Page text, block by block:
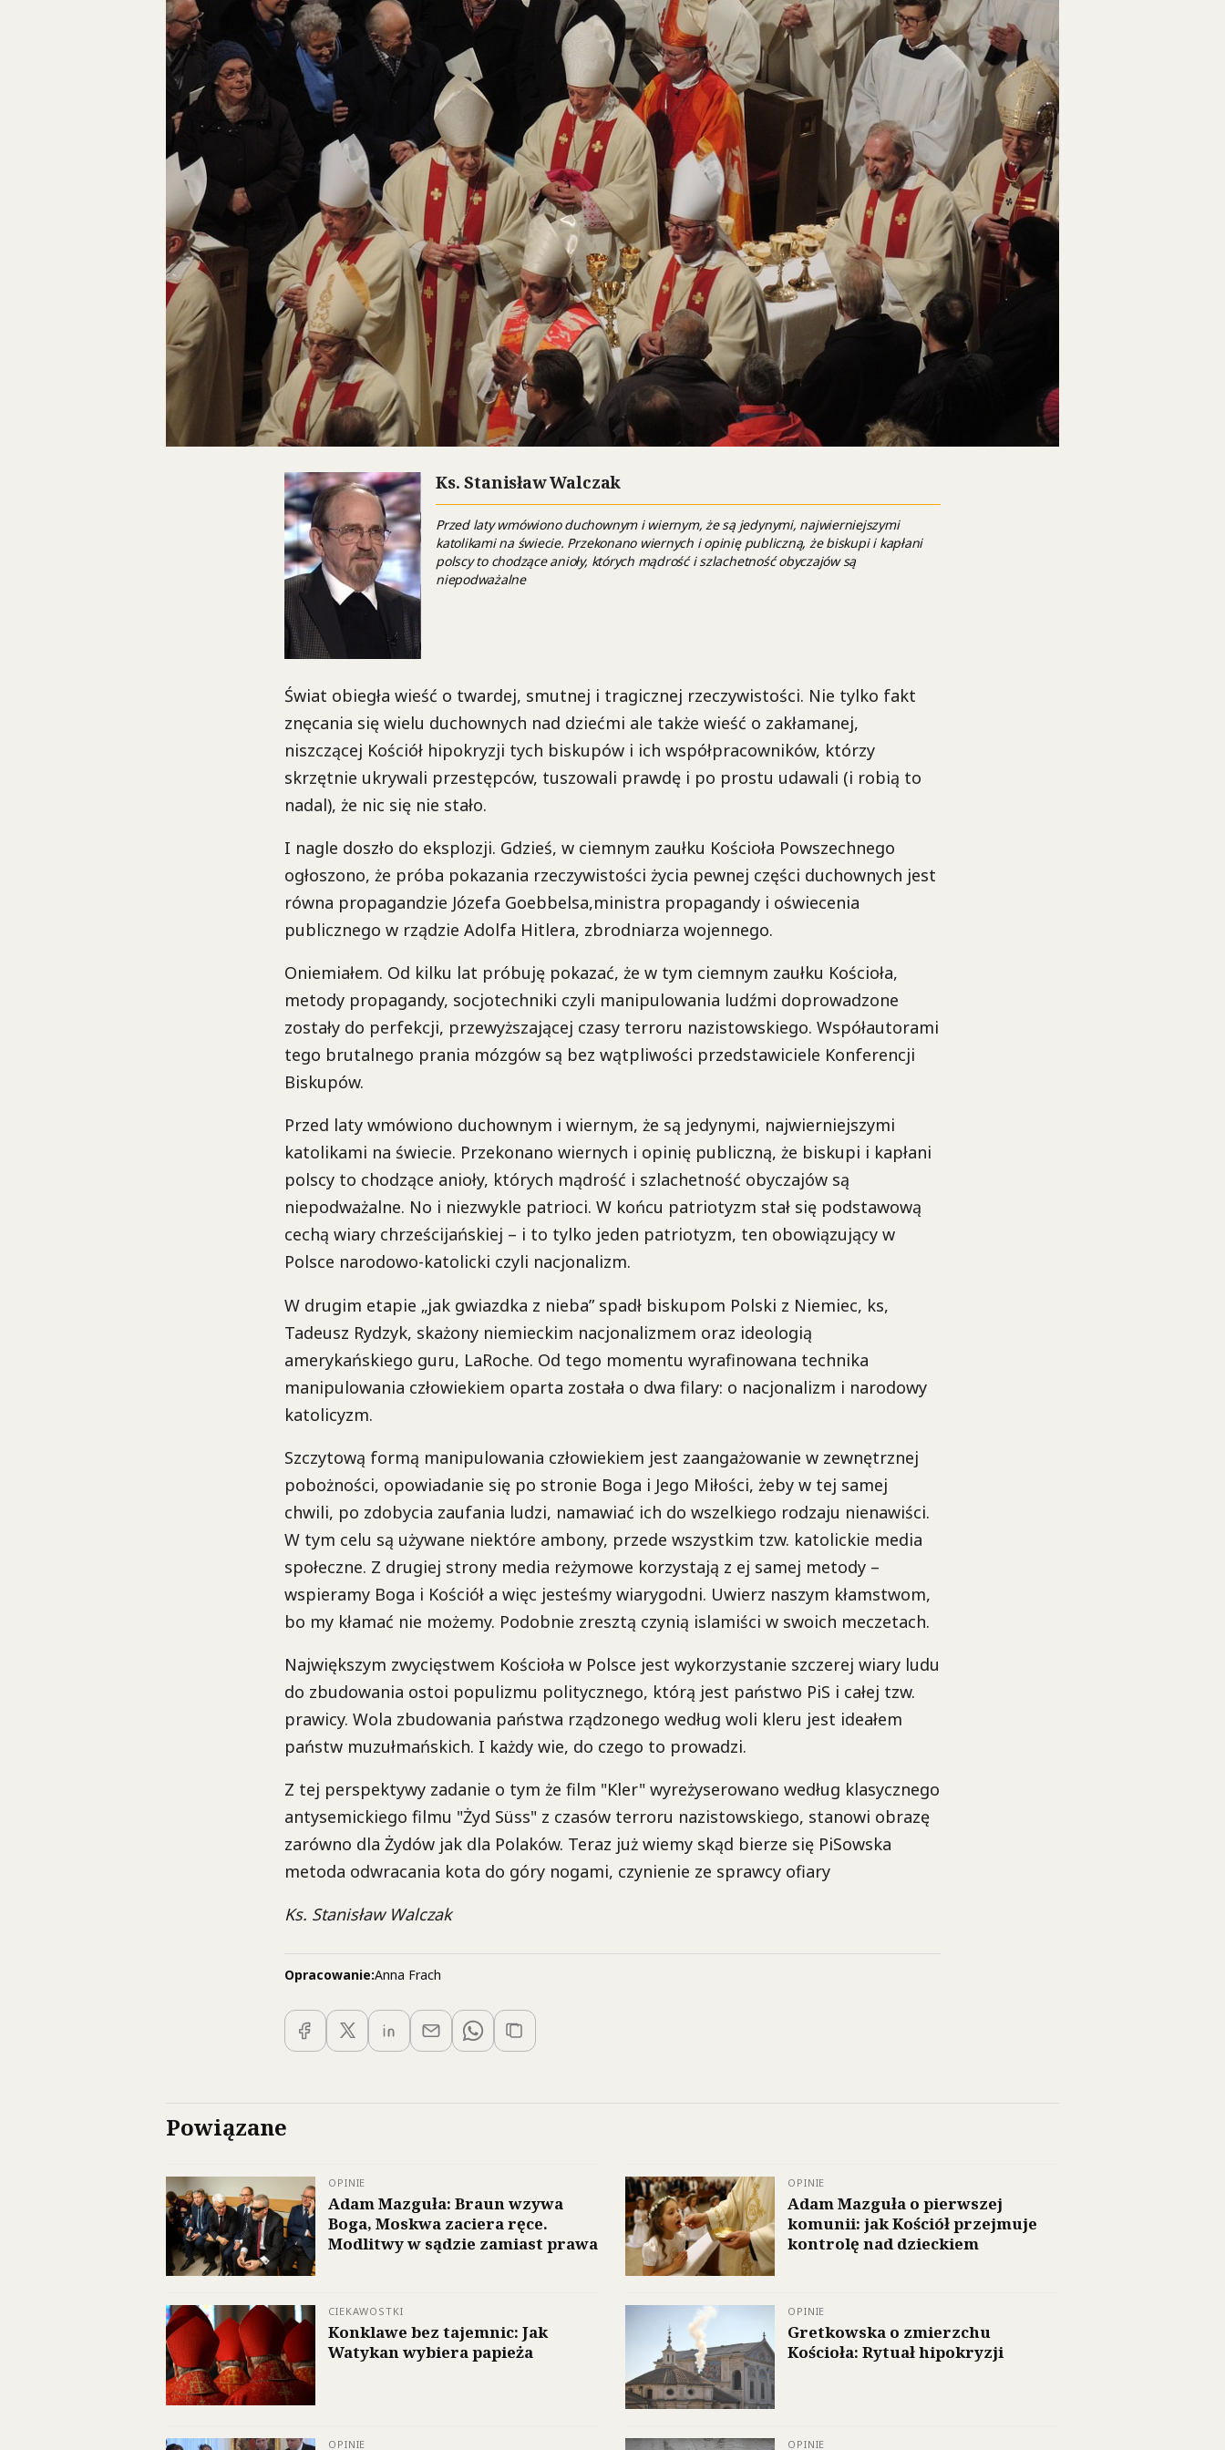
Ks. Stanisław Walczak
Przed laty wmówiono duchownym i wiernym, że są jedynymi, najwierniejszymi
katolikami na świecie. Przekonano wiernych i opinię publiczną, że biskupi i kapłani
polscy to chodzące anioły, których mądrość i szlachetność obyczajów są
niepodważalne
Świat obiegła wieść o twardej, smutnej i tragicznej rzeczywistości. Nie tylko fakt
znęcania się wielu duchownych nad dziećmi ale także wieść o zakłamanej,
niszczącej Kościół hipokryzji tych biskupów i ich współpracowników, którzy
skrzętnie ukrywali przestępców, tuszowali prawdę i po prostu udawali (i robią to
nadal), że nic się nie stało.
I nagle doszło do eksplozji. Gdzieś, w ciemnym zaułku Kościoła Powszechnego
ogłoszono, że próba pokazania rzeczywistości życia pewnej części duchownych jest
równa propagandzie Józefa Goebbelsa,ministra propagandy i oświecenia
publicznego w rządzie Adolfa Hitlera, zbrodniarza wojennego.
Oniemiałem. Od kilku lat próbuję pokazać, że w tym ciemnym zaułku Kościoła,
metody propagandy, socjotechniki czyli manipulowania ludźmi doprowadzone
zostały do perfekcji, przewyższającej czasy terroru nazistowskiego. Współautorami
tego brutalnego prania mózgów są bez wątpliwości przedstawiciele Konferencji
Biskupów.
Przed laty wmówiono duchownym i wiernym, że są jedynymi, najwierniejszymi
katolikami na świecie. Przekonano wiernych i opinię publiczną, że biskupi i kapłani
polscy to chodzące anioły, których mądrość i szlachetność obyczajów są
niepodważalne. No i niezwykle patrioci. W końcu patriotyzm stał się podstawową
cechą wiary chrześcijańskiej – i to tylko jeden patriotyzm, ten obowiązujący w
Polsce narodowo-katolicki czyli nacjonalizm.
W drugim etapie „jak gwiazdka z nieba” spadł biskupom Polski z Niemiec, ks,
Tadeusz Rydzyk, skażony niemieckim nacjonalizmem oraz ideologią
amerykańskiego guru, LaRoche. Od tego momentu wyrafinowana technika
manipulowania człowiekiem oparta została o dwa filary: o nacjonalizm i narodowy
katolicyzm.
Szczytową formą manipulowania człowiekiem jest zaangażowanie w zewnętrznej
pobożności, opowiadanie się po stronie Boga i Jego Miłości, żeby w tej samej
chwili, po zdobycia zaufania ludzi, namawiać ich do wszelkiego rodzaju nienawiści.
W tym celu są używane niektóre ambony, przede wszystkim tzw. katolickie media
społeczne. Z drugiej strony media reżymowe korzystają z ej samej metody –
wspieramy Boga i Kościół a więc jesteśmy wiarygodni. Uwierz naszym kłamstwom,
bo my kłamać nie możemy. Podobnie zresztą czynią islamiści w swoich meczetach.
Największym zwycięstwem Kościoła w Polsce jest wykorzystanie szczerej wiary ludu
do zbudowania ostoi populizmu politycznego, którą jest państwo PiS i całej tzw.
prawicy. Wola zbudowania państwa rządzonego według woli kleru jest ideałem
państw muzułmańskich. I każdy wie, do czego to prowadzi.
Z tej perspektywy zadanie o tym że film "Kler" wyreżyserowano według klasycznego
antysemickiego filmu "Żyd Süss" z czasów terroru nazistowskiego, stanowi obrazę
zarówno dla Żydów jak dla Polaków. Teraz już wiemy skąd bierze się PiSowska
metoda odwracania kota do góry nogami, czynienie ze sprawcy ofiary
Ks. Stanisław Walczak
Opracowanie:Anna Frach
Powiązane
OPINIE
Adam Mazguła: Braun wzywa
Boga, Moskwa zaciera ręce.
Modlitwy w sądzie zamiast prawa
OPINIE
Adam Mazguła o pierwszej
komunii: jak Kościół przejmuje
kontrolę nad dzieckiem
CIEKAWOSTKI
Konklawe bez tajemnic: Jak
Watykan wybiera papieża
OPINIE
Gretkowska o zmierzchu
Kościoła: Rytuał hipokryzji
OPINIE OPINIE